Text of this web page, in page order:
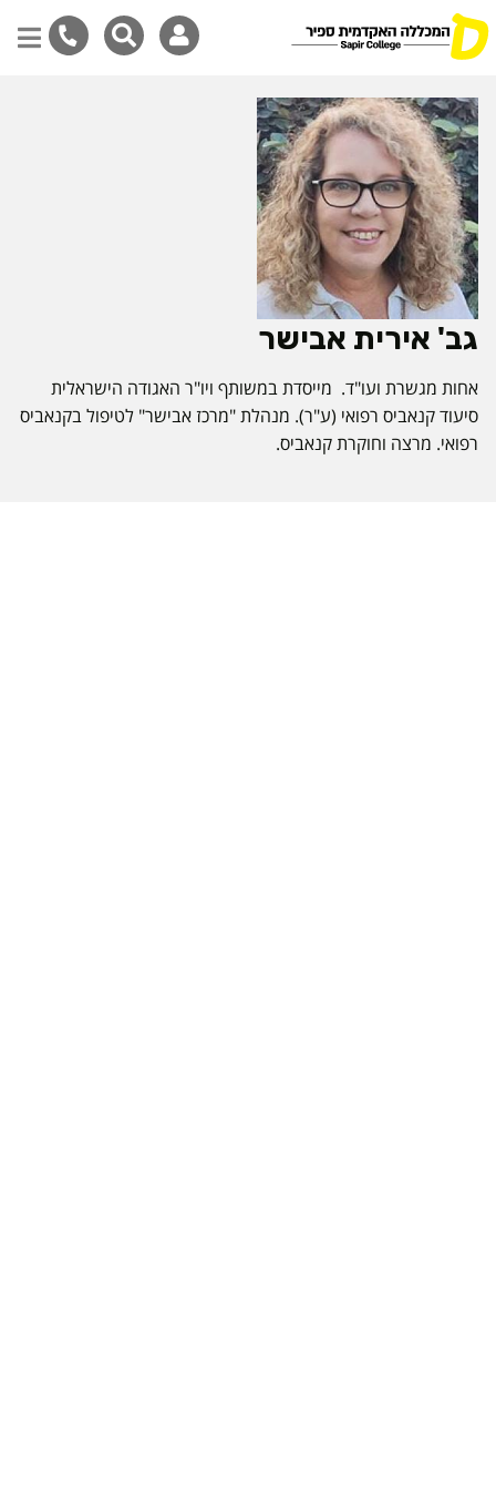
גב' אירית אבישר
אחות מגשרת ועו"ד. מייסדת במשותף ויו"ר האגודה הישראלית
סיעוד קנאביס רפואי (ע"ר). מנהלת "מרכז אבישר" לטיפול בקנאביס
רפואי. מרצה וחוקרת קנאביס.